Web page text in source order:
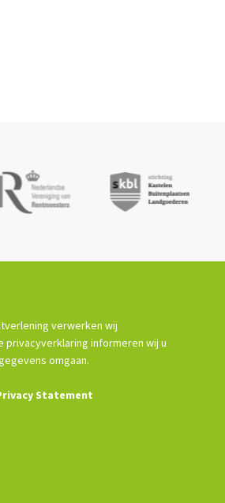
verwerken wij
privacyverklaring informeren wij u
omgaan.
Statement